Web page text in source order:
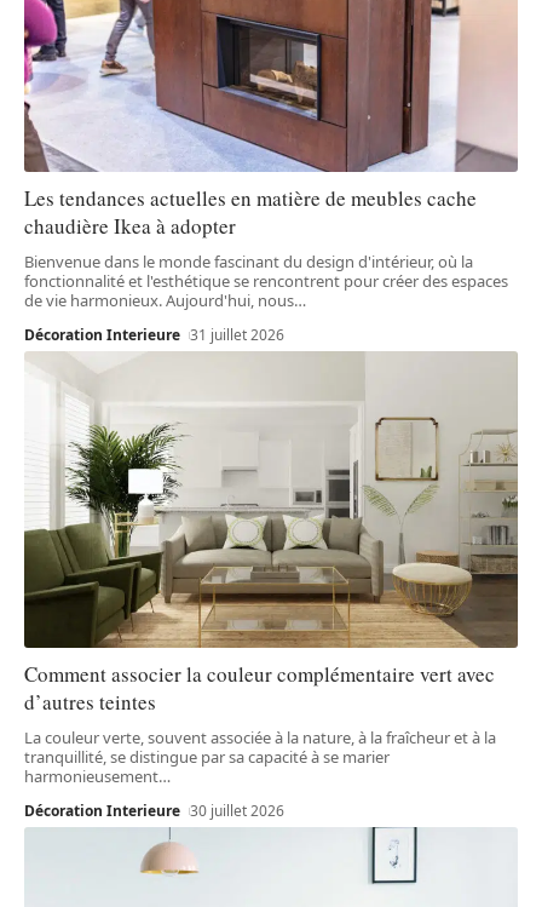
Les tendances actuelles en matière de meubles cache
chaudière Ikea à adopter
Bienvenue dans le monde fascinant du design d'intérieur, où la
fonctionnalité et l'esthétique se rencontrent pour créer des espaces
de vie harmonieux. Aujourd'hui, nous…
Décoration Interieure 31 juillet 2026
Comment associer la couleur complémentaire vert avec
d’autres teintes
La couleur verte, souvent associée à la nature, à la fraîcheur et à la
tranquillité, se distingue par sa capacité à se marier
harmonieusement…
Décoration Interieure 30 juillet 2026